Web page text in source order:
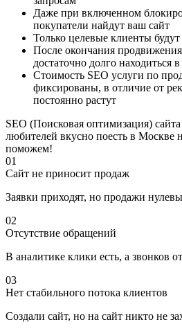
Даже при включенном
покупатели найдут ваш сайт
Только целевые клиенты
После окончания продвижения
достаточно долго находиться
Стоимость SEO услуги по
фиксированы, в отличие от
постоянно растут
SEO (Поисковая оптимизация)
любителей вкусно поесть в Москве
поможем!
01
Сайт не приносит продаж
Заявки приходят, но продажи
02
Отсутствие обращений
В аналитике клики есть, а звонков
03
Нет стабильного потока клиентов
Создали сайт, но на сайт никто не